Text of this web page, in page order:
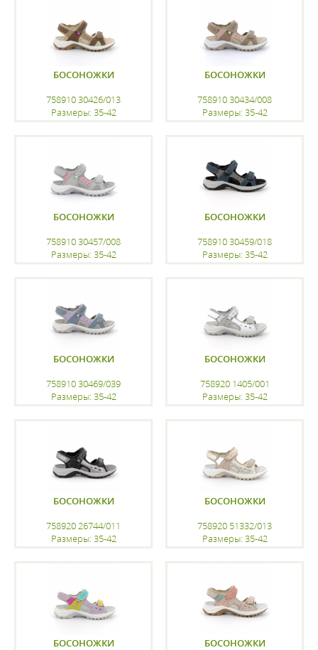
БОСОНОЖКИ
758910 30426/013
Размеры: 35-42
БОСОНОЖКИ
758910 30434/008
Размеры: 35-42
БОСОНОЖКИ
758910 30457/008
Размеры: 35-42
БОСОНОЖКИ
758910 30459/018
Размеры: 35-42
БОСОНОЖКИ
758910 30469/039
Размеры: 35-42
БОСОНОЖКИ
758920 1405/001
Размеры: 35-42
БОСОНОЖКИ
758920 26744/011
Размеры: 35-42
БОСОНОЖКИ
758920 51332/013
Размеры: 35-42
БОСОНОЖКИ
БОСОНОЖКИ